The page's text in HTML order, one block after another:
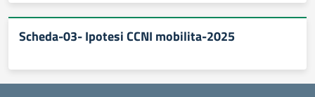
Scheda-03- Ipotesi CCNI mobilita-2025